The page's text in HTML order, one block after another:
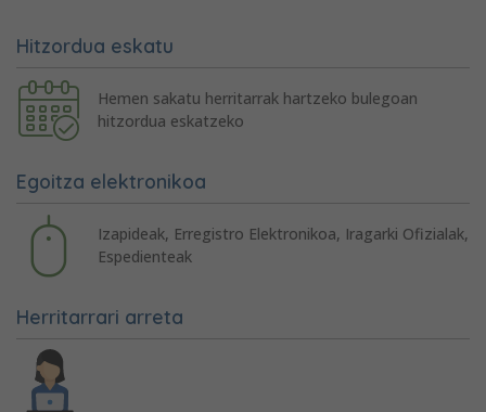
Hitzordua eskatu
Hemen sakatu herritarrak hartzeko bulegoan
hitzordua eskatzeko
Egoitza elektronikoa
Izapideak, Erregistro Elektronikoa, Iragarki Ofizialak,
Espedienteak
Herritarrari arreta